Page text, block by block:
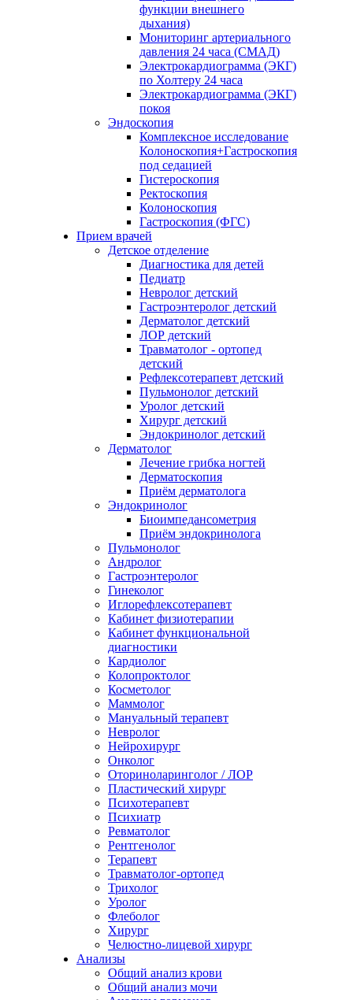
функции внешнего
дыхания)
Мониторинг артериального
давления 24 часа (СМАД)
Электрокардиограмма (ЭКГ)
по Холтеру 24 часа
Электрокардиограмма (ЭКГ)
покоя
Эндоскопия
Комплексное исследование
Колоноскопия+Гастроскопия
под седацией
Гистероскопия
Ректоскопия
Колоноскопия
Гастроскопия (ФГС)
Прием врачей
Детское отделение
Диагностика для детей
Педиатр
Невролог детский
Гастроэнтеролог детский
Дерматолог детский
ЛОР детский
Травматолог - ортопед
детский
Рефлексотерапевт детский
Пульмонолог детский
Уролог детский
Хирург детский
Эндокринолог детский
Дерматолог
Лечение грибка ногтей
Дерматоскопия
Приём дерматолога
Эндокринолог
Биоимпедансометрия
Приём эндокринолога
Пульмонолог
Андролог
Гастроэнтеролог
Гинеколог
Иглорефлексотерапевт
Кабинет физиотерапии
Кабинет функциональной
диагностики
Кардиолог
Колопроктолог
Косметолог
Маммолог
Мануальный терапевт
Невролог
Нейрохирург
Онколог
Оториноларинголог / ЛОР
Пластический хирург
Психотерапевт
Психиатр
Ревматолог
Рентгенолог
Терапевт
Травматолог-ортопед
Трихолог
Уролог
Флеболог
Хирург
Челюстно-лицевой хирург
Анализы
Общий анализ крови
Общий анализ мочи